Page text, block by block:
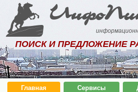
ПОИСК И ПРЕДЛОЖЕНИЕ
Главная Сервисы